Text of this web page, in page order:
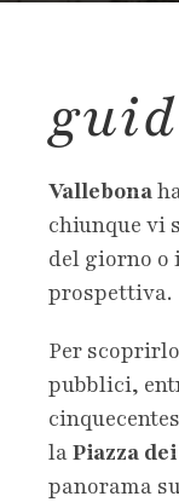
Vallebona
chiunque vi
del giorno o
prospettiva.
Per
pubblici,
laPiazza
panorama